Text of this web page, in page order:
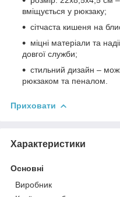
вміщується у рюкзаку;
сітчаста кишеня на
міцні матеріали та
довгої служби;
стильний дизайн –
рюкзаком та пеналом.
Приховати
Характеристики
Основні
Виробник